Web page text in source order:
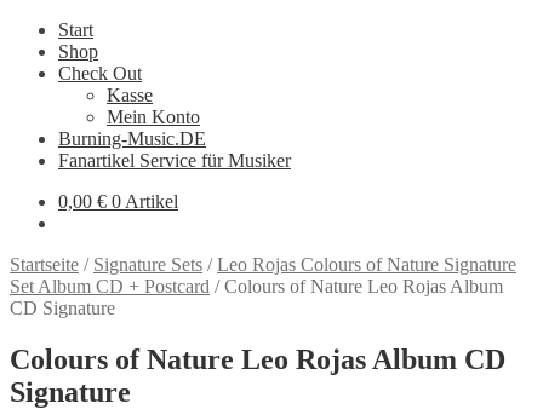
Start
Shop
Check Out
Kasse
Mein Konto
Burning-Music.DE
Fanartikel Service für Musiker
0,00 € 0 Artikel
Startseite / Signature Sets /Leo Rojas Colours of Nature Signature
Set Album CD + Postcard /Colours of Nature Leo Rojas Album
CD Signature
Colours of Nature Leo Rojas Album CD
Signature